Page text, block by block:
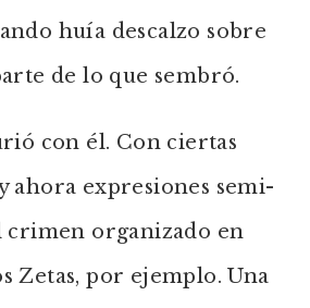
huía descalzo sobre
de lo que sembró.
con él. Con ciertas
ahora expresiones semi-
crimen organizado en
Zetas, por ejemplo. Una